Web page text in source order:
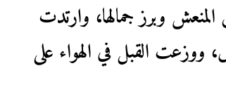
وبرز جمالها، وارتدت
ووزعت القبل في الهواء على